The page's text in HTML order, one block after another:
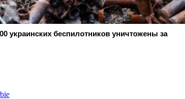
украинских беспилотников уничтожены за